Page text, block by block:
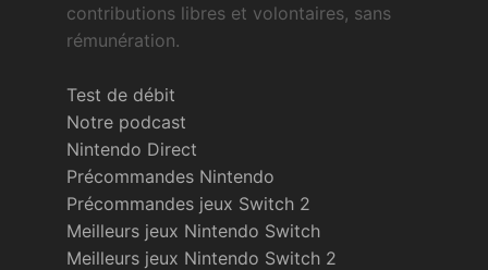
contributions libres et volontaires, sans
rémunération.
Test de débit
Notre podcast
Nintendo Direct
Précommandes Nintendo
Précommandes jeux Switch 2
Meilleurs jeux Nintendo Switch
Meilleurs jeux Nintendo Switch 2